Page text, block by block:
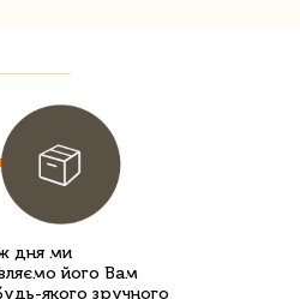
дня ми
його Вам
якого зручного